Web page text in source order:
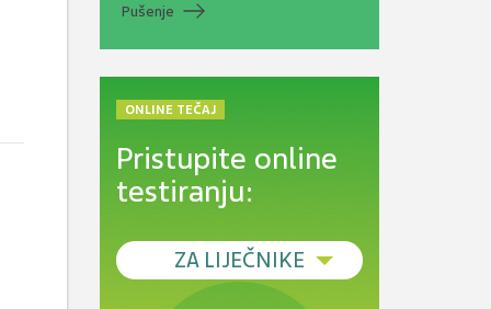
Pušenje
ONLINE TEČAJ
Pristupite online
testiranju:
ZA LIJEČNIKE